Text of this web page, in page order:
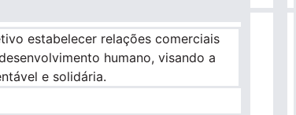
estabelecer relações comerciais
humano, visando a
e solidária.